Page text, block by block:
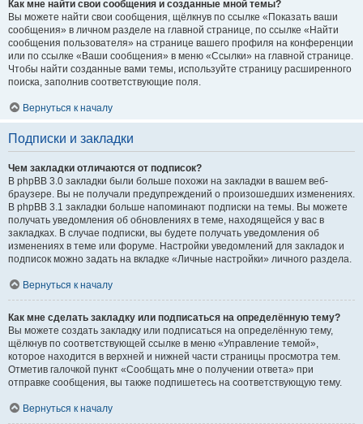
Как мне найти свои сообщения и созданные мной темы?
Вы можете найти свои сообщения, щёлкнув по ссылке «Показать ваши
сообщения» в личном разделе на главной странице, по ссылке «Найти
сообщения пользователя» на странице вашего профиля на конференции
или по ссылке «Ваши сообщения» в меню «Ссылки» на главной странице.
Чтобы найти созданные вами темы, используйте страницу расширенного
поиска, заполнив соответствующие поля.
Вернуться к началу
Подписки и закладки
Чем закладки отличаются от подписок?
В phpBB 3.0 закладки были больше похожи на закладки в вашем веб-
браузере. Вы не получали предупреждений о произошедших изменениях.
В phpBB 3.1 закладки больше напоминают подписки на темы. Вы можете
получать уведомления об обновлениях в теме, находящейся у вас в
закладках. В случае подписки, вы будете получать уведомления об
изменениях в теме или форуме. Настройки уведомлений для закладок и
подписок можно задать на вкладке «Личные настройки» личного раздела.
Вернуться к началу
Как мне сделать закладку или подписаться на определённую тему?
Вы можете создать закладку или подписаться на определённую тему,
щёлкнув по соответствующей ссылке в меню «Управление темой»,
которое находится в верхней и нижней части страницы просмотра тем.
Отметив галочкой пункт «Сообщать мне о получении ответа» при
отправке сообщения, вы также подпишетесь на соответствующую тему.
Вернуться к началу